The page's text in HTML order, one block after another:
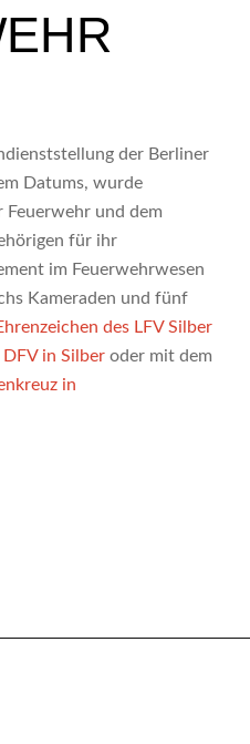
der Berliner
Datums, wurde
Feuerwehr und dem
für ihr
im Feuerwehrwesen
Kameraden und fünf
des LFV Silber
in Silberoder mit dem
in